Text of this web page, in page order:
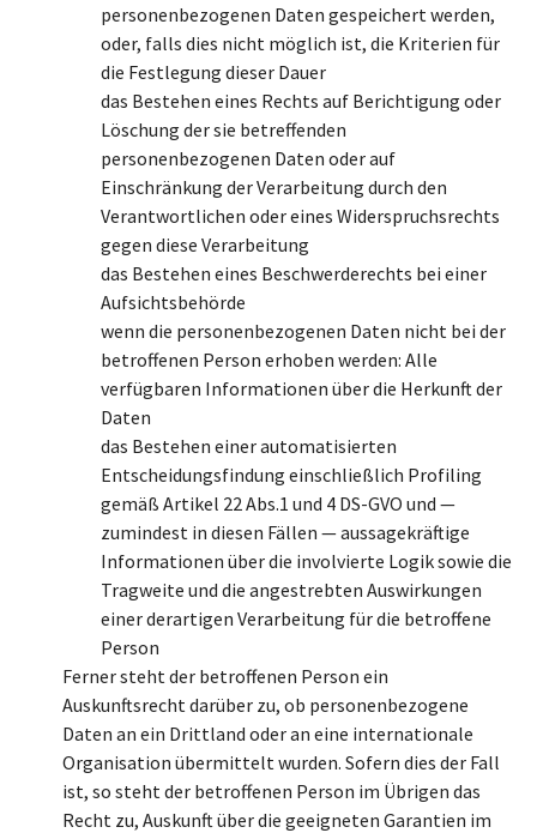
personenbezogenen Daten gespeichert werden,
oder, falls dies nicht möglich ist, die Kriterien für
die Festlegung dieser Dauer
das Bestehen eines Rechts auf Berichtigung oder
Löschung der sie betreffenden
personenbezogenen Daten oder auf
Einschränkung der Verarbeitung durch den
Verantwortlichen oder eines Widerspruchsrechts
gegen diese Verarbeitung
das Bestehen eines Beschwerderechts bei einer
Aufsichtsbehörde
wenn die personenbezogenen Daten nicht bei der
betroffenen Person erhoben werden: Alle
verfügbaren Informationen über die Herkunft der
Daten
das Bestehen einer automatisierten
Entscheidungsfindung einschließlich Profiling
gemäß Artikel 22 Abs.1 und 4 DS-GVO und —
zumindest in diesen Fällen — aussagekräftige
Informationen über die involvierte Logik sowie die
Tragweite und die angestrebten Auswirkungen
einer derartigen Verarbeitung für die betroffene
Person
Ferner steht der betroffenen Person ein
Auskunftsrecht darüber zu, ob personenbezogene
Daten an ein Drittland oder an eine internationale
Organisation übermittelt wurden. Sofern dies der Fall
ist, so steht der betroffenen Person im Übrigen das
Recht zu, Auskunft über die geeigneten Garantien im